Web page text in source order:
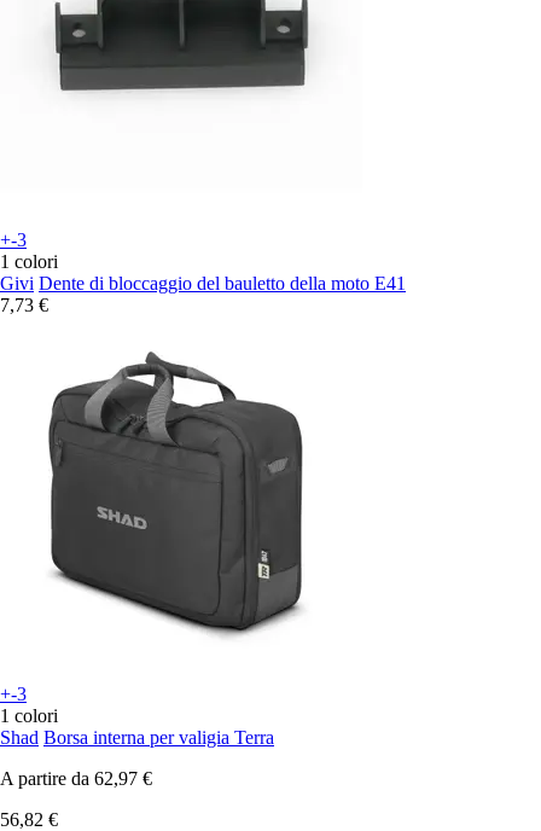
+-3
1 colori
Givi Dente di bloccaggio del bauletto della moto E41
7,73 €
+-3
1 colori
Shad Borsa interna per valigia Terra
A partire da 62,97 €
56,82 €